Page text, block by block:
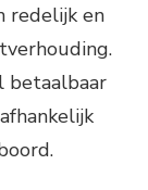
redelijk en
betaalbaar